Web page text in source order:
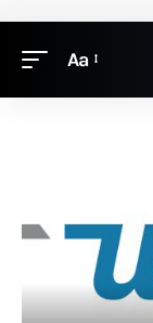
Aa